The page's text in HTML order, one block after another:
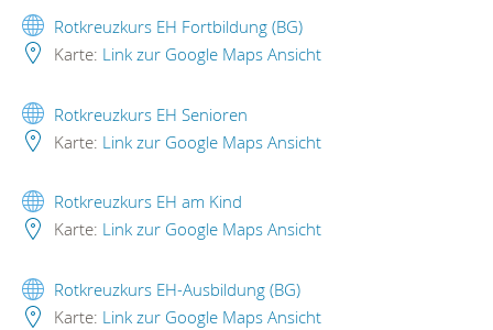
Rotkreuzkurs EH Fortbildung (BG)
Karte: Link zur Google Maps Ansicht
Rotkreuzkurs EH Senioren
Karte: Link zur Google Maps Ansicht
Rotkreuzkurs EH am Kind
Karte: Link zur Google Maps Ansicht
Rotkreuzkurs EH-Ausbildung (BG)
Karte: Link zur Google Maps Ansicht